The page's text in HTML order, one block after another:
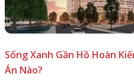
Sống Xanh Gần Hồ Hoàn
Án Nào?